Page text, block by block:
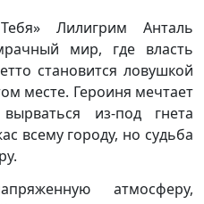
Лилигрим Анталь
мир, где власть
становится ловушкой
месте. Героиня мечтает
из-под гнета
всему городу, но судьба
атмосферу,